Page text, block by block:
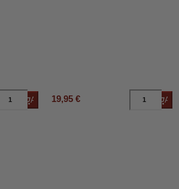
Añadir al carrito
19,95 €